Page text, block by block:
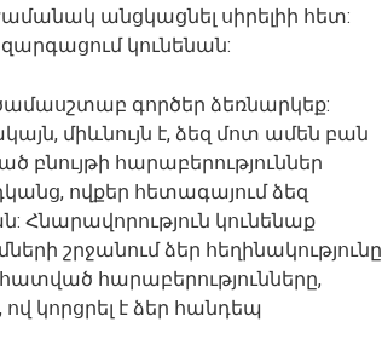
անցկացնել սիրելիի հետ:
կունենան:
գործեր ձեռնարկեք:
միևնույն է, ձեզ մոտ ամեն բան
հարաբերություններ
ովքեր հետագայում ձեզ
կունենաք
շրջանում ձեր հեղինակությունը
հարաբերությունները,
ով կորցրել է ձեր հանդեպ